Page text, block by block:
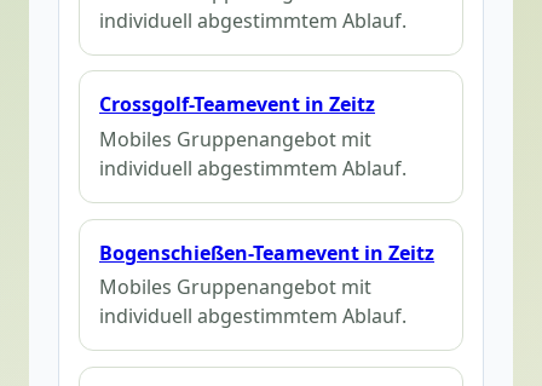
individuell abgestimmtem Ablauf.
Crossgolf-Teamevent in Zeitz
Mobiles Gruppenangebot mit
individuell abgestimmtem Ablauf.
Bogenschießen-Teamevent in Zeitz
Mobiles Gruppenangebot mit
individuell abgestimmtem Ablauf.